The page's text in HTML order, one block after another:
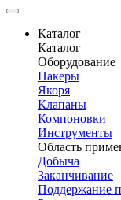
Каталог
Каталог
Оборудование
Пакеры
Якоря
Клапаны
Компоновки
Инструменты
Область
Добыча
Заканчивание
Поддержание